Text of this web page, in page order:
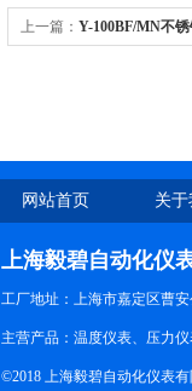
上一篇： Y-100BF/MN不
网站首页 关
上海毅碧自动化仪
工厂地址：上海市嘉定区曹安
主营产品：温度仪表、压力
©2018 上海毅碧自动化仪表